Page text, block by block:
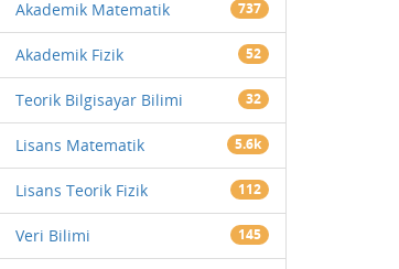
Akademik Matematik 737
Akademik Fizik 52
Teorik Bilgisayar Bilimi 32
Lisans Matematik 5.6k
Lisans Teorik Fizik 112
Veri Bilimi 145